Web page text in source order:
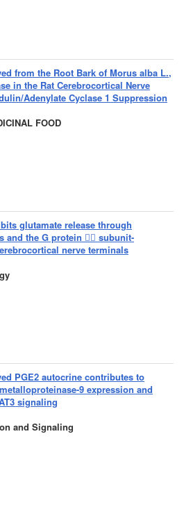
from the Root Bark of Morus alba L.,
in the Rat Cerebrocortical Nerve
Adenylate Cyclase 1 Suppression
FOOD
glutamate release through
and the G protein  subunit-
nerve terminals
PGE2 autocrine contributes to
9 expression and
signaling
and Signaling